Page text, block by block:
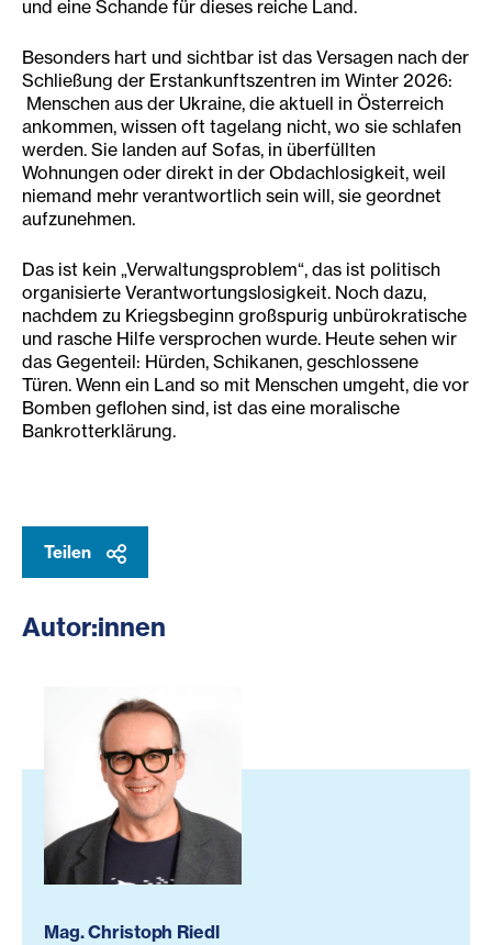
und eine Schande für dieses reiche Land.
Besonders hart und sichtbar ist das Versagen nach der
Schließung der Erstankunftszentren im Winter 2026:
Menschen aus der Ukraine, die aktuell in Österreich
ankommen, wissen oft tagelang nicht, wo sie schlafen
werden. Sie landen auf Sofas, in überfüllten
Wohnungen oder direkt in der Obdachlosigkeit, weil
niemand mehr verantwortlich sein will, sie geordnet
aufzunehmen.
Das ist kein „Verwaltungsproblem“, das ist politisch
organisierte Verantwortungslosigkeit. Noch dazu,
nachdem zu Kriegsbeginn großspurig unbürokratische
und rasche Hilfe versprochen wurde. Heute sehen wir
das Gegenteil: Hürden, Schikanen, geschlossene
Türen. Wenn ein Land so mit Menschen umgeht, die vor
Bomben geflohen sind, ist das eine moralische
Bankrotterklärung.
Teilen
Autor:innen
Mag. Christoph Riedl